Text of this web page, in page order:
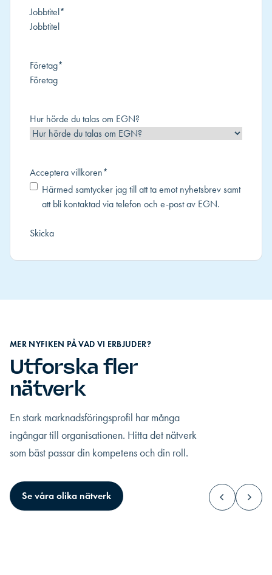
Jobbtitel*
Företag*
Hur hörde du talas om EGN?
Acceptera villkoren*
Härmed samtycker jag till att ta emot nyhetsbrev samt
att bli kontaktad via telefon och e-post av EGN.
MER NYFIKEN PÅ VAD VI ERBJUDER?
Utforska fler
nätverk
En stark marknadsföringsprofil har många
ingångar till organisationen. Hitta det nätverk
som bäst passar din kompetens och din roll.
Se våra olika nätverk
VD & företagsledare
Du bär det yttersta ansvaret och bolagets
Executive
Du står mitt i de